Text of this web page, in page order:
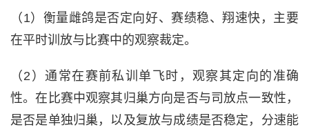
（1）衡量雌鸽是否定向好、赛绩稳、翔速快，主要
在平时训放与比赛中的观察裁定。
（2）通常在赛前私训单飞时，观察其定向的准确
性。在比赛中观察其归巢方向是否与司放点一致性，
是否是单独归巢，以及复放与成绩是否稳定，分速能